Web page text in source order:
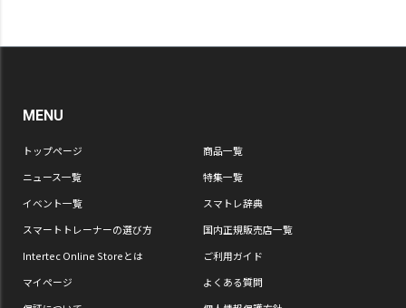
MENU
トップページ
商品一覧
ニュース一覧
特集一覧
イベント一覧
スマトレ辞典
スマートトレーナーの選び方
国内正規販売店一覧
Intertec Online Storeとは
ご利用ガイド
マイページ
よくある質問